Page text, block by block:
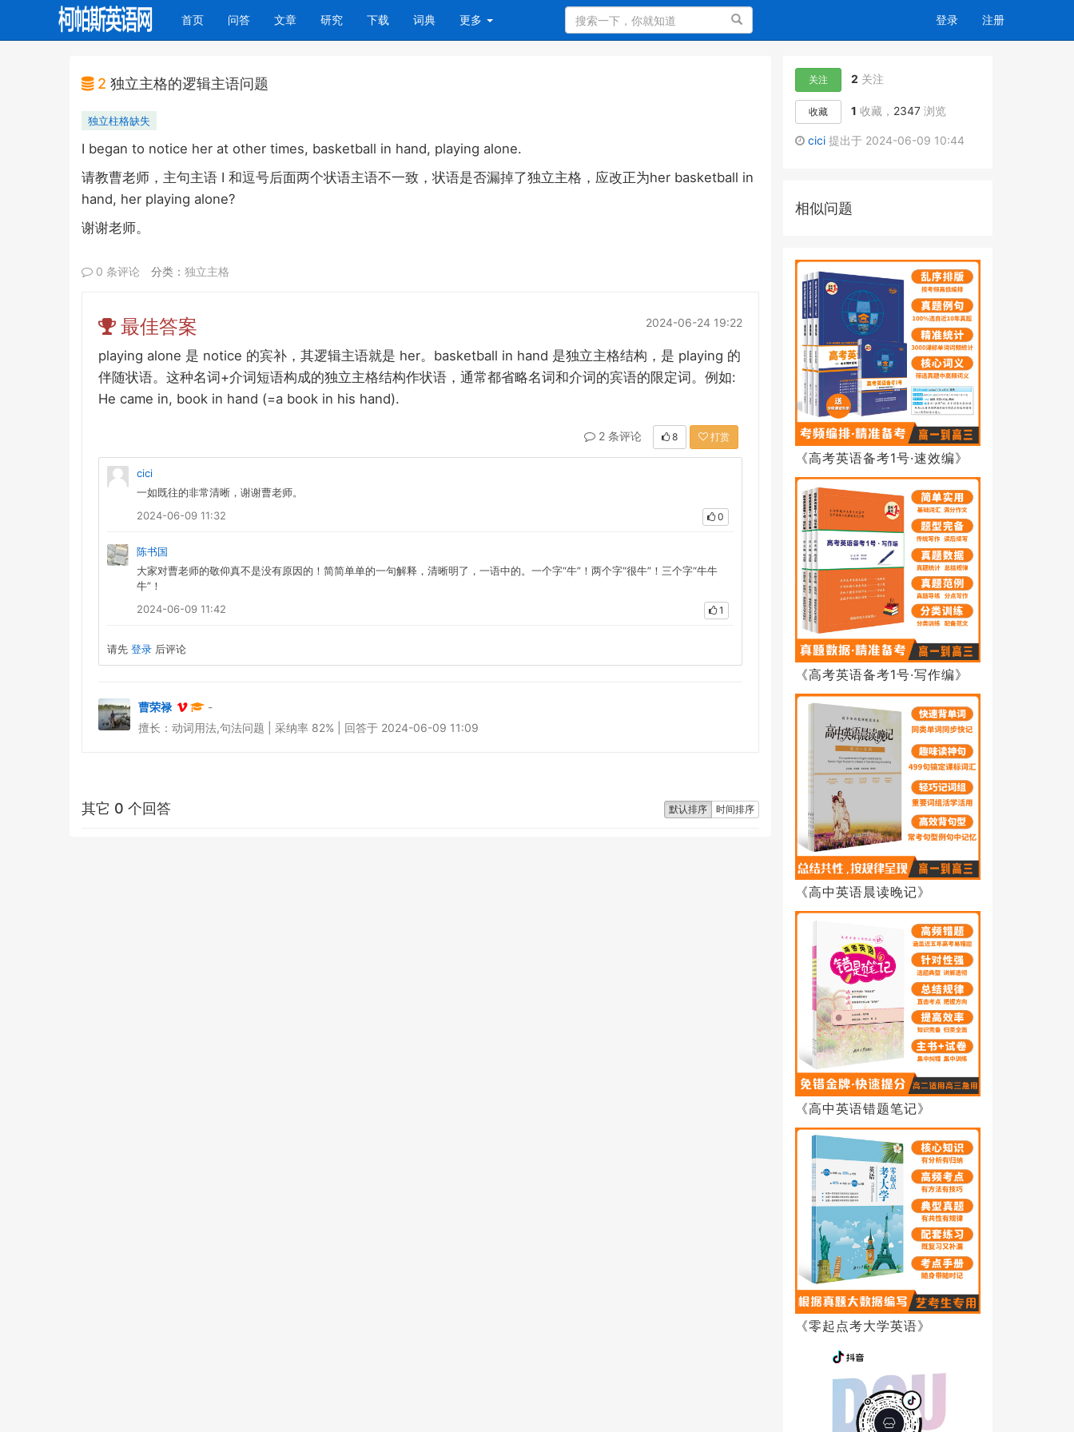
首页(current)
问答 文章 研究 下载 词典 更多 搜索 登录 注册
2 独立主格的逻辑主语问题
独立柱格缺失
I began to notice her at other times, basketball in hand, playing alone.
请教曹老师，主句主语 I 和逗号后面两个状语主语不一致，状语是否漏掉了独立主格，应改正为her basketball in
hand, her playing alone?
谢谢老师。
0 条评论 分类： 独立主格
最佳答案 2024-06-24 19:22
playing alone 是 notice 的宾补，其逻辑主语就是 her。 basketball in hand 是独立主格结构，是 playing 的
伴随状语。这种名词 +介词短语构成的独立主格结构作状语，通常都省略名词和介词的宾语的限定词。例如:
He came in, book in hand (=a book in his hand).
2 条评论 8 打赏
cici
一如既往的非常清晰，谢谢曹老师。
2024-06-09 11:32
0
陈书国
大家对曹老师的敬仰真不是没有原因的！简简单单的一句解释，清晰明了，一语中的。一个字“牛”！两个字“很牛”！三个字“牛牛
牛”！
2024-06-09 11:42
1
请先 登录 后评论
曹荣禄
-
擅长：动词用法,句法问题 | 采纳率 82% | 回答于 2024-06-09 11:09
默认排序 时间排序
其它 0 个回答
关注 2 关注
收藏 1 收藏， 2347浏览
cici 提出于 2024-06-09 10:44
相似问题
《高考英语备考1号·速效编》
《高考英语备考1号·写作编》
《高中英语晨读晚记》
《高中英语错题笔记》
《零起点考大学英语》